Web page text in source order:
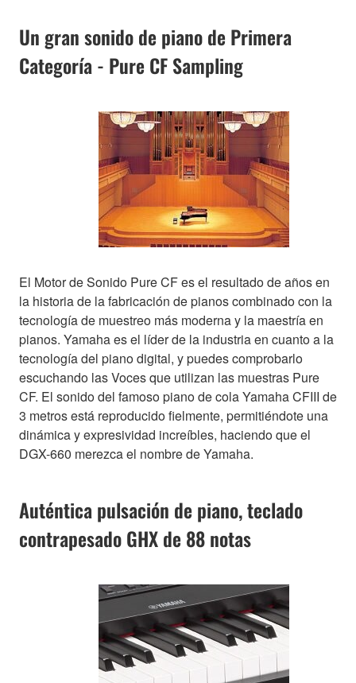
Un gran sonido de piano de Primera
Categoría - Pure CF Sampling
El Motor de Sonido Pure CF es el resultado de años en
la historia de la fabricación de pianos combinado con la
tecnología de muestreo más moderna y la maestría en
pianos. Yamaha es el líder de la industria en cuanto a la
tecnología del piano digital, y puedes comprobarlo
escuchando las Voces que utilizan las muestras Pure
CF. El sonido del famoso piano de cola Yamaha CFIII de
3 metros está reproducido fielmente, permitiéndote una
dinámica y expresividad increíbles, haciendo que el
DGX-660 merezca el nombre de Yamaha.
Auténtica pulsación de piano, teclado
contrapesado GHX de 88 notas